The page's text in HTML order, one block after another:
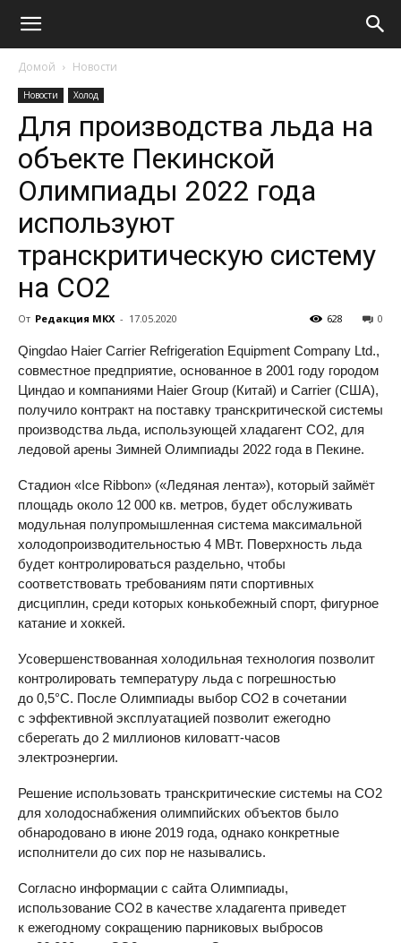
Домой Новости
Новости Холод
Для производства льда на
объекте Пекинской
Олимпиады 2022 года
используют
транскритическую систему
на CO2
От Редакция МКХ - 17.05.2020 0
628
Qingdao Haier Carrier Refrigeration Equipment Company Ltd.,
совместное предприятие, основанное в 2001 году городом
Циндао и компаниями Haier Group (Китай) и Carrier (США),
получило контракт на поставку транскритической системы
производства льда, использующей хладагент CO2, для
ледовой арены Зимней Олимпиады 2022 года в Пекине.
Стадион «Ice Ribbon» («Ледяная лента»), который займёт
площадь около 12 000 кв. метров, будет обслуживать
модульная полупромышленная система максимальной
холодопроизводительностью 4 МВт. Поверхность льда
будет контролироваться раздельно, чтобы
соответствовать требованиям пяти спортивных
дисциплин, среди которых конькобежный спорт, фигурное
катание и хоккей.
Усовершенствованная холодильная технология позволит
контролировать температуру льда с погрешностью
до 0,5°C. После Олимпиады выбор CO2 в сочетании
с эффективной эксплуатацией позволит ежегодно
сберегать до 2 миллионов киловатт-часов
электроэнергии.
Решение использовать транскритические системы на CO2
для холодоснабжения олимпийских объектов было
обнародовано в июне 2019 года, однако конкретные
исполнители до сих пор не назывались.
Согласно информации с сайта Олимпиады,
использование CO2 в качестве хладагента приведет
к ежегодному сокращению парниковых выбросов